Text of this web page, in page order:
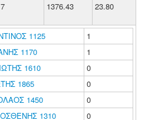
1376.43 23.80
1125
1
1170
1
1610
0
1865
0
1450
0
1310
0